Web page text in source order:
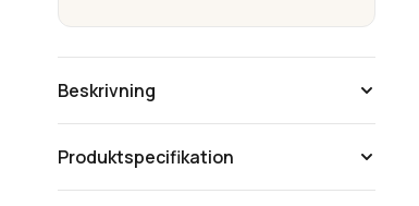
Beskrivning
Produktspecifikation